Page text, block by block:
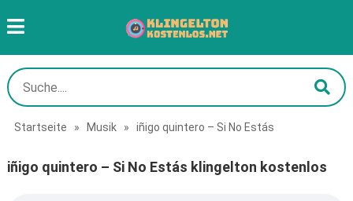
Startseite » Musik » iñigo quintero – Si No Estás
iñigo quintero – Si No Estás klingelton kostenlos